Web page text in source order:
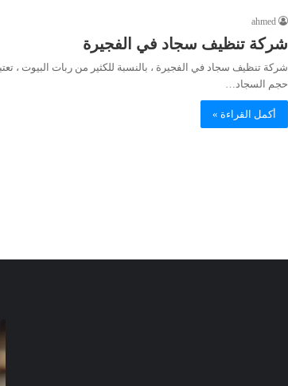
ahmed
شركة تنظيف سجاد في الفجيرة
شركة تنظيف سجاد في الفجيرة ، بالنسبة للكثير من ربات البيوت ،
حجم السجاد…
أكمل القراءة »